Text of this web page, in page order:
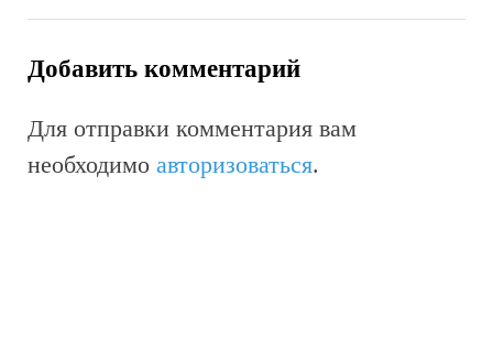
Добавить комментарий
Для отправки комментария вам
необходимо авторизоваться.